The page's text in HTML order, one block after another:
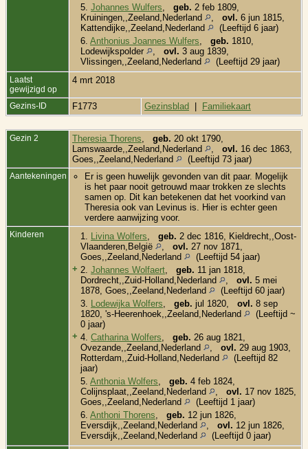
5. Johannes Wulfers geb. 2 feb 1809,
Kruiningen,,Zeeland,Nederland
ovl. 6 jun 1815,
Kattendijke,,Zeeland,Nederland
(Leeftijd 6 jaar)
6. Anthonius Joannes Wulfers geb. 1810,
Lodewijkspolder
ovl. 3 aug 1839,
Vlissingen,,Zeeland,Nederland
(Leeftijd 29 jaar)
Laatst
gewijzigd op
4 mrt 2018
Gezins-ID F1773 Gezinsblad Familiekaart
Gezin 2 Theresia Thorens geb. 20 okt 1790,
Lamswaarde,,Zeeland,Nederland
ovl. 16 dec 1863,
Goes,,Zeeland,Nederland
(Leeftijd 73 jaar)
Aantekeningen
Er is geen huwelijk gevonden van dit paar. Mogelijk
is het paar nooit getrouwd maar trokken ze slechts
samen op. Dit kan betekenen dat het voorkind van
Theresia ook van Levinus is. Hier is echter geen
verdere aanwijzing voor.
Kinderen 1. Livina Wolfers geb. 2 dec 1816, Kieldrecht,,Oost-
Vlaanderen,België
ovl. 27 nov 1871,
Goes,,Zeeland,Nederland
(Leeftijd 54 jaar)
+ 2. Johannes Wolfaert geb. 11 jan 1818,
Dordrecht,,Zuid-Holland,Nederland
ovl. 5 mei
1878, Goes,,Zeeland,Nederland
(Leeftijd 60 jaar)
3.
Lodewijka Wolfers geb. jul 1820, ovl. 8 sep
1820, 's-Heerenhoek,,Zeeland,Nederland
(Leeftijd ~
0 jaar)
+ 4. Catharina Wolfers geb. 26 aug 1821,
Ovezande,,Zeeland,Nederland
ovl. 29 aug 1903,
Rotterdam,,Zuid-Holland,Nederland
(Leeftijd 82
jaar)
5. Anthonia Wolfers geb. 4 feb 1824,
Colijnsplaat,,Zeeland,Nederland
ovl. 17 nov 1825,
Goes,,Zeeland,Nederland
(Leeftijd 1 jaar)
6. Anthoni Thorens geb. 12 jun 1826,
Eversdijk,,Zeeland,Nederland
ovl. 12 jun 1826,
Eversdijk,,Zeeland,Nederland
(Leeftijd 0 jaar)